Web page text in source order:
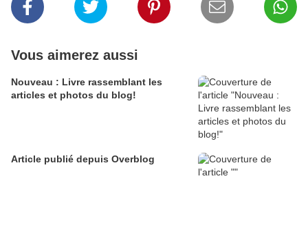
Vous aimerez aussi
Nouveau : Livre rassemblant les
articles et photos du blog!
Article publié depuis Overblog